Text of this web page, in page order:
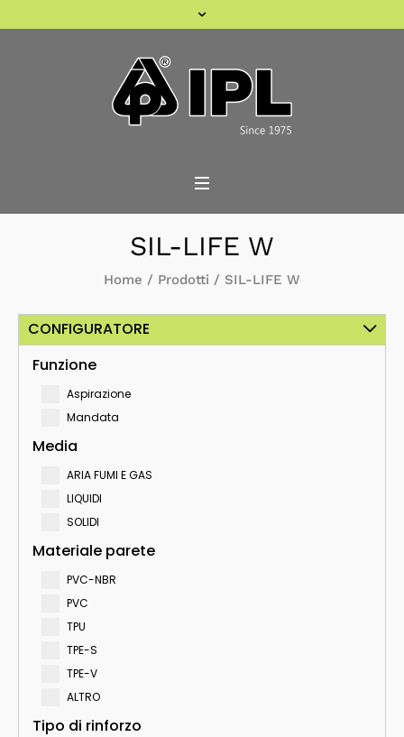
SIL-LIFE W
Home / Prodotti / SIL-LIFE W
CONFIGURATORE
Funzione
Aspirazione
Mandata
Media
ARIA FUMI E GAS
LIQUIDI
SOLIDI
Materiale parete
PVC-NBR
PVC
TPU
TPE-S
TPE-V
ALTRO
Tipo di rinforzo